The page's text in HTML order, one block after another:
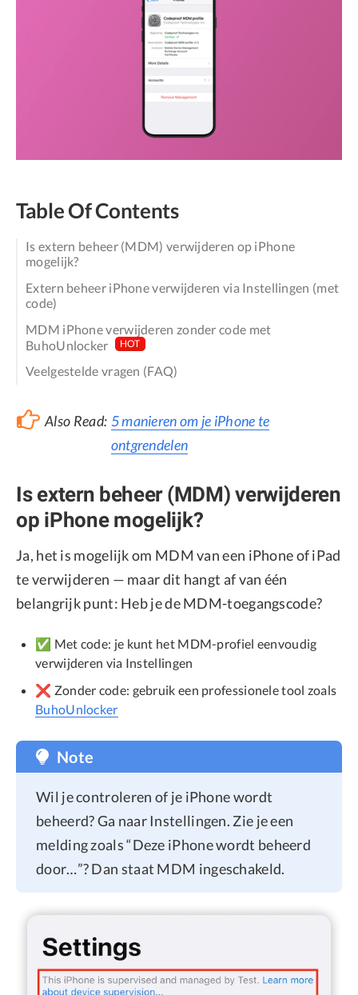
Table Of Contents
Is extern beheer (MDM) verwijderen op iPhone
mogelijk?
Extern beheer iPhone verwijderen via Instellingen (met
code)
MDM iPhone verwijderen zonder code met
BuhoUnlocker
HOT
Veelgestelde vragen (FAQ)
Also Read: 5 manieren om je iPhone te
ontgrendelen
Is extern beheer (MDM) verwijderen
op iPhone mogelijk?
Ja, het is mogelijk om MDM van een iPhone of iPad
te verwijderen — maar dit hangt af van één
belangrijk punt: Heb je de MDM-toegangscode?
✅ Met code: je kunt het MDM-profiel eenvoudig
verwijderen via Instellingen
❌ Zonder code: gebruik een professionele tool zoals
BuhoUnlocker
Note
Wil je controleren of je iPhone wordt
beheerd? Ga naar Instellingen. Zie je een
melding zoals “Deze iPhone wordt beheerd
door…”? Dan staat MDM ingeschakeld.